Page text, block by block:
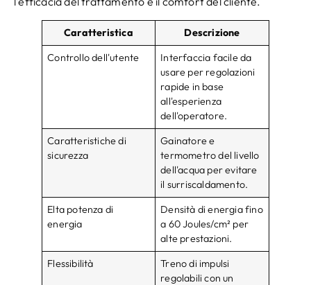
Caratteristica
Descrizione
Controllo dell'utente
Interfaccia facile da
usare per regolazioni
rapide in base
all'esperienza
dell'operatore.
Caratteristiche di
sicurezza
Gainatore e
termometro del livello
dell'acqua per evitare
il surriscaldamento.
Elta potenza di
energia
Densità di energia fino
a 60 Joules/cm² per
alte prestazioni.
Flessibilità
Treno di impulsi
regolabili con un